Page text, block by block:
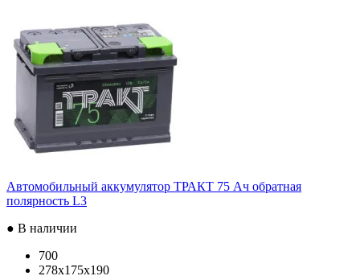
Автомобильный аккумулятор ТРАКТ 75 Ач обратная
полярность L3
● В наличии
700
278x175x190